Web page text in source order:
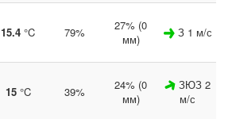
15.4 °C 79%
27% (0
мм)
З 1 м/с
15°C 39%
24% (0
мм)
ЗЮЗ 2
м/с